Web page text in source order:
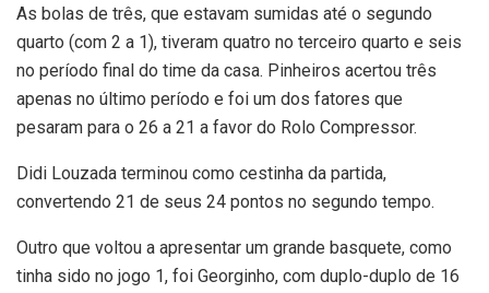
As bolas de três, que estavam sumidas até o segundo
quarto (com 2 a 1), tiveram quatro no terceiro quarto e seis
no período final do time da casa. Pinheiros acertou três
apenas no último período e foi um dos fatores que
pesaram para o 26 a 21 a favor do Rolo Compressor.
Didi Louzada terminou como cestinha da partida,
convertendo 21 de seus 24 pontos no segundo tempo.
Outro que voltou a apresentar um grande basquete, como
tinha sido no jogo 1, foi Georginho, com duplo-duplo de 16